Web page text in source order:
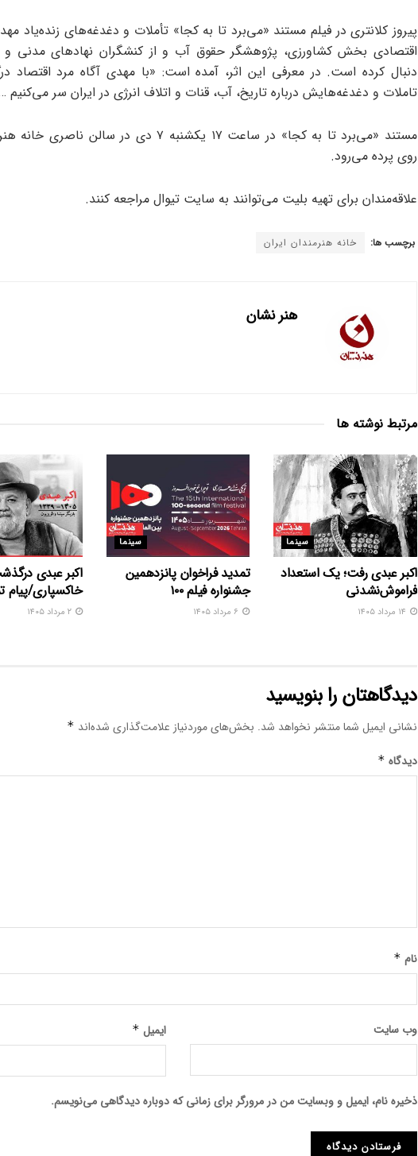
پیروز کلانتری در فیلم مستند «می‌برد تا به کجا» تأملات و دغدغه‌های زنده‌یاد
اقتصادی بخش کشاورزی، پژوهشگر حقوق آب و از کنشگران نهادهای مدنی
دنبال کرده است. در معرفی این اثر، آمده است: «با مهدی آگاه مرد اقتصاد
تاملات و دغدغه‌هایش درباره تاریخ، آب، قنات و اتلاف انرژی در ایران سر می‌کنیم
مستند «می‌برد تا به کجا» در ساعت ۱۷ یکشنبه ۷ دی در سالن
روی پرده می‌رود.
علاقه‌مندان برای تهیه بلیت می‌توانند به سایت تیوال مراجعه کنند.
برچسب ها: خانه هنرمندان ایران
هنر نشان
مرتبط نوشته ها
سینما
اکبر عبدی رفت؛ یک استعداد
فراموش‌نشدنی
سینما
تمدید فراخوان پانزدهمین
جشنواره فیلم ۱۰۰
اکبر عبدی
خاکسپاری/پیام
۲ مرداد ۱۴۰۵
دیدگاهتان را بنویسید
نشانی ایمیل شما منتشر نخواهد شد. بخش‌های موردنیاز علامت‌گذاری شده‌اند *
دیدگاه *
نام *
ایمیل * وب‌ سایت
ذخیره نام، ایمیل و وبسایت من در مرورگر برای زمانی که دوباره دیدگاهی می‌نویسم.